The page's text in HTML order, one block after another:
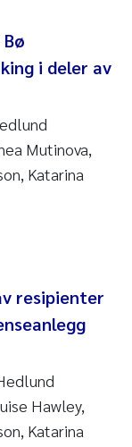
i deler av
Mutinova,
Katarina
resipienter
Hawley,
Katarina